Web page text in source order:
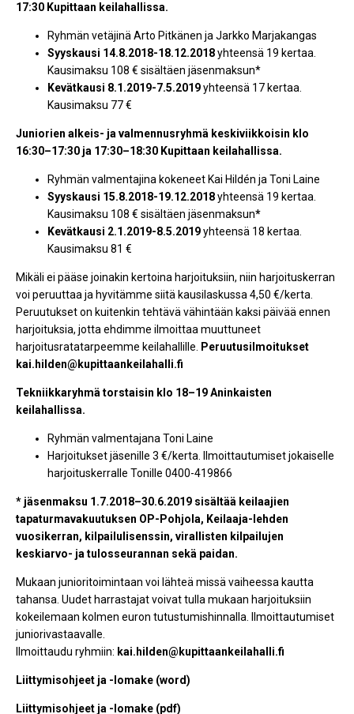
17:30 Kupittaan keilahallissa.
Ryhmän vetäjinä Arto Pitkänen ja Jarkko Marjakangas
Syyskausi 14.8.2018-18.12.2018yhteensä 19 kertaa.
Kausimaksu 108 € sisältäen jäsenmaksun*
Kevätkausi 8.1.2019-7.5.2019yhteensä 17 kertaa.
Kausimaksu 77 €
Juniorien alkeis- ja valmennusryhmä keskiviikkoisin klo
16:30–17:30 ja 17:30–18:30 Kupittaan keilahallissa.
Ryhmän valmentajina kokeneet Kai Hildén ja Toni Laine
Syyskausi 15.8.2018-19.12.2018yhteensä 19 kertaa.
Kausimaksu 108 € sisältäen jäsenmaksun*
Kevätkausi 2.1.2019-8.5.2019yhteensä 18 kertaa.
Kausimaksu 81 €
Mikäli ei pääse joinakin kertoina harjoituksiin, niin harjoituskerran
voi peruuttaa ja hyvitämme siitä kausilaskussa 4,50 €/kerta.
Peruutukset on kuitenkin tehtävä vähintään kaksi päivää ennen
harjoituksia, jotta ehdimme ilmoittaa muuttuneet
harjoitusratatarpeemme keilahallille. Peruutusilmoitukset
kai.hilden@kupittaankeilahalli.fi
Tekniikkaryhmä torstaisin klo 18–19 Aninkaisten
keilahallissa.
Ryhmän valmentajana Toni Laine
Harjoitukset jäsenille 3 €/kerta. Ilmoittautumiset jokaiselle
harjoituskerralle Tonille 0400-419866
* jäsenmaksu 1.7.2018–30.6.2019 sisältää keilaajien
tapaturmavakuutuksen OP-Pohjola, Keilaaja-lehden
vuosikerran, kilpailulisenssin, virallisten kilpailujen
keskiarvo- ja tulosseurannan sekä paidan.
Mukaan junioritoimintaan voi lähteä missä vaiheessa kautta
tahansa. Uudet harrastajat voivat tulla mukaan harjoituksiin
kokeilemaan kolmen euron tutustumishinnalla. Ilmoittautumiset
juniorivastaavalle.
Ilmoittaudu ryhmiin: kai.hilden@kupittaankeilahalli.fi
Liittymisohjeet ja -lomake (word)
Liittymisohjeet ja -lomake (pdf)